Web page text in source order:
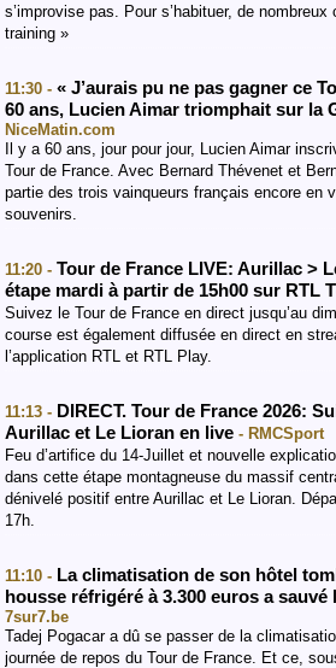
s’improvise pas. Pour s’habituer, de
training »
11:30 - « J’aurais pu ne pas gagner ce
60 ans, Lucien Aimar triomphait sur la
NiceMatin.com
Il y a 60 ans, jour pour jour, Lucien Aimar
Tour de France. Avec Bernard Thévenet et
partie des trois vainqueurs français encore en
souvenirs.
11:20 - Tour de France LIVE: Aurillac >
étape mardi à partir de 15h00 sur RTL
Suivez le Tour de France en direct jusqu’au
course est également diffusée en direct en
l’application RTL et RTL Play.
11:13 - DIRECT. Tour de France 2026:
Aurillac et Le Lioran en live - RMCSport
Feu d’artifice du 14-Juillet et nouvelle
dans cette étape montagneuse du massif
dénivelé positif entre Aurillac et Le Lioran.
17h.
11:10 - La climatisation de son hôtel
housse réfrigéré à 3.300 euros a
7sur7.be
Tadej Pogacar a dû se passer de la
journée de repos du Tour de France. Et ce,